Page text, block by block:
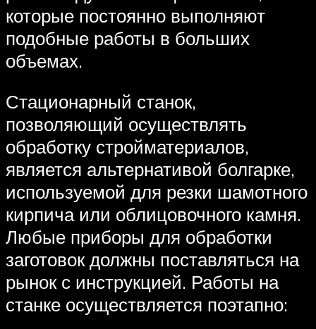
которые постоянно выполняют
подобные работы в больших
объемах.
Стационарный станок,
позволяющий осуществлять
обработку стройматериалов,
является альтернативой болгарке,
используемой для резки шамотного
кирпича или облицовочного камня.
Любые приборы для обработки
заготовок должны поставляться на
рынок с инструкцией. Работы на
станке осуществляется поэтапно: